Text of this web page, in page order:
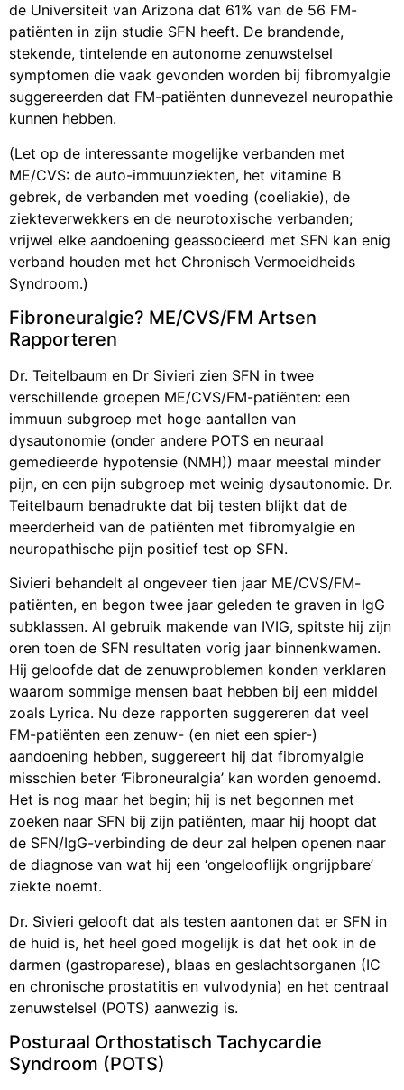
de Universiteit van Arizona dat 61% van de 56 FM-
patiënten in zijn studie SFN heeft. De brandende,
stekende, tintelende en autonome zenuwstelsel
symptomen die vaak gevonden worden bij fibromyalgie
suggereerden dat FM-patiënten dunnevezel neuropathie
kunnen hebben.
(Let op de interessante mogelijke verbanden met
ME/CVS: de auto-immuunziekten, het vitamine B
gebrek, de verbanden met voeding (coeliakie), de
ziekteverwekkers en de neurotoxische verbanden;
vrijwel elke aandoening geassocieerd met SFN kan enig
verband houden met het Chronisch Vermoeidheids
Syndroom.)
Fibroneuralgie? ME/CVS/FM Artsen
Rapporteren
Dr. Teitelbaum en Dr Sivieri zien SFN in twee
verschillende groepen ME/CVS/FM-patiënten: een
immuun subgroep met hoge aantallen van
dysautonomie (onder andere POTS en neuraal
gemedieerde hypotensie (NMH)) maar meestal minder
pijn, en een pijn subgroep met weinig dysautonomie. Dr.
Teitelbaum benadrukte dat bij testen blijkt dat de
meerderheid van de patiënten met fibromyalgie en
neuropathische pijn positief test op SFN.
Sivieri behandelt al ongeveer tien jaar ME/CVS/FM-
patiënten, en begon twee jaar geleden te graven in IgG
subklassen. Al gebruik makende van IVIG, spitste hij zijn
oren toen de SFN resultaten vorig jaar binnenkwamen.
Hij geloofde dat de zenuwproblemen konden verklaren
waarom sommige mensen baat hebben bij een middel
zoals Lyrica. Nu deze rapporten suggereren dat veel
FM-patiënten een zenuw- (en niet een spier-)
aandoening hebben, suggereert hij dat fibromyalgie
misschien beter ‘Fibroneuralgia’ kan worden genoemd.
Het is nog maar het begin; hij is net begonnen met
zoeken naar SFN bij zijn patiënten, maar hij hoopt dat
de SFN/IgG-verbinding de deur zal helpen openen naar
de diagnose van wat hij een ‘ongelooflijk ongrijpbare’
ziekte noemt.
Dr. Sivieri gelooft dat als testen aantonen dat er SFN in
de huid is, het heel goed mogelijk is dat het ook in de
darmen (gastroparese), blaas en geslachtsorganen (IC
en chronische prostatitis en vulvodynia) en het centraal
zenuwstelsel (POTS) aanwezig is.
Posturaal Orthostatisch Tachycardie
Syndroom (POTS)